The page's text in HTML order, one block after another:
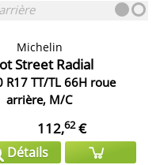
Michelin
Street Radial
R17 TT/TL 66H roue
arrière, M/C
112,62€
Détails